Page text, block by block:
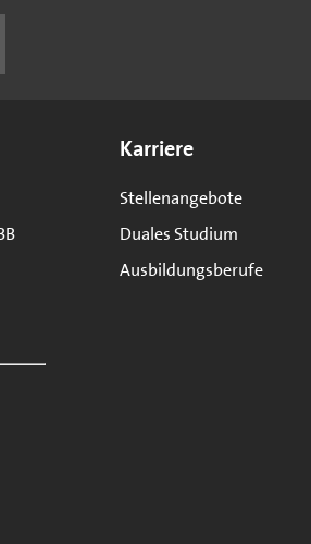
Karriere
Stellenangebote
Duales Studium
Ausbildungsberufe